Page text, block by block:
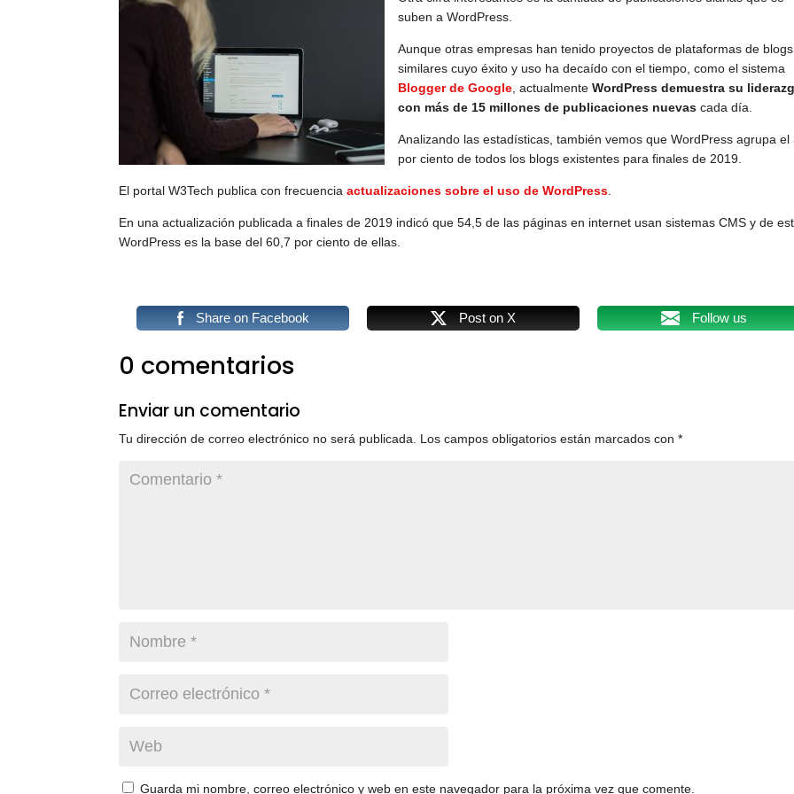
suben a WordPress.
Aunque otras empresas han tenido proyectos de plataformas de blogs
similares cuyo éxito y uso ha decaído con el tiempo, como el sistema
Blogger de Google , actualmenteWordPress demuestra su
con más de 15 millones de publicaciones nuevas cada día.
Analizando las estadísticas, también vemos que WordPress agrupa el
por ciento de todos los blogs existentes para finales de 2019.
El portal W3Tech publica con frecuenciaactualizaciones sobre el uso de WordPress
En una actualización publicada a finales de 2019 indicó que 54,5 de las páginas en internet usan sistemas CMS y de
WordPress es la base del 60,7 por ciento de ellas.
Share on Facebook Post on X Follow us
0 comentarios
Enviar un comentario
Tu dirección de correo electrónico no será publicada. Los campos obligatorios están marcados con*
Guarda mi nombre, correo electrónico y web en este navegador para la próxima vez que comente.